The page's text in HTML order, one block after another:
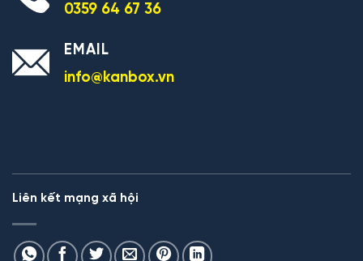
0359 64 67 36
EMAIL
info@kanbox.vn
Liên kết mạng xã hội